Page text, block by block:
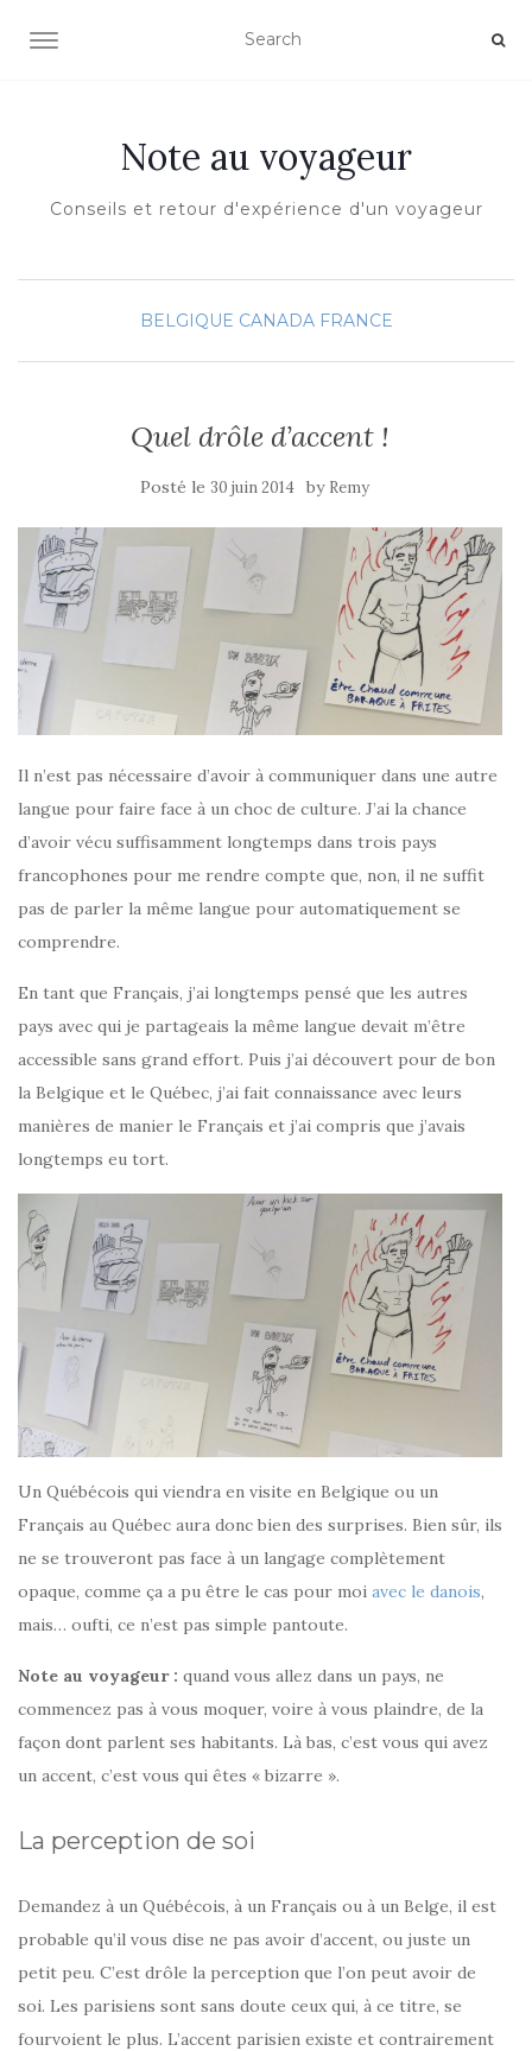
OUVRIR/FERMER LA NAVIGATION
Note au voyageur
Conseils et retour d'expérience d'un voyageur
BELGIQUE CANADA FRANCE
Quel drôle d’accent !
Posté le 30 juin 2014 by Remy
Il n’est pas nécessaire d’avoir à communiquer dans une autre
langue pour faire face à un choc de culture. J’ai la chance
d’avoir vécu suffisamment longtemps dans trois pays
francophones pour me rendre compte que, non, il ne suffit
pas de parler la même langue pour automatiquement se
comprendre.
En tant que Français, j’ai longtemps pensé que les autres
pays avec qui je partageais la même langue devait m’être
accessible sans grand effort. Puis j’ai découvert pour de bon
la Belgique et le Québec, j’ai fait connaissance avec leurs
manières de manier le Français et j’ai compris que j’avais
longtemps eu tort.
Un Québécois qui viendra en visite en Belgique ou un
Français au Québec aura donc bien des surprises. Bien sûr, ils
ne se trouveront pas face à un langage complètement
opaque, comme ça a pu être le cas pour moi avec le danois,
mais… oufti, ce n’est pas simple pantoute.
Note au voyageur : quand vous allez dans un pays, ne
commencez pas à vous moquer, voire à vous plaindre, de la
façon dont parlent ses habitants. Là bas, c’est vous qui avez
un accent, c’est vous qui êtes « bizarre ».
La perception de soi
Demandez à un Québécois, à un Français ou à un Belge, il est
probable qu’il vous dise ne pas avoir d’accent, ou juste un
petit peu. C’est drôle la perception que l’on peut avoir de
soi. Les parisiens sont sans doute ceux qui, à ce titre, se
fourvoient le plus. L’accent parisien existe et contrairement